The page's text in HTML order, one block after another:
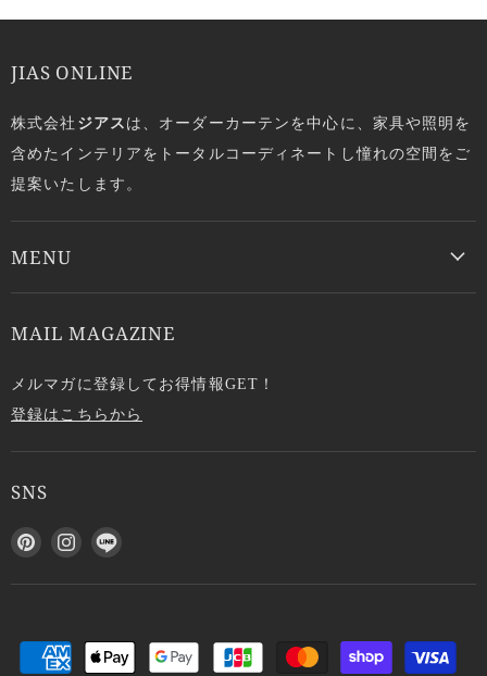
JIAS ONLINE
株式会社 ジアスは、オーダーカーテンを中心に、家具や照明を
含めたインテリアをトータルコーディネートし憧れの空間をご
提案いたします。
MENU
MAIL MAGAZINE
メルマガに登録してお得情報GET！
登録はこちらから
SNS
P
n
r
I
s
L
N
見